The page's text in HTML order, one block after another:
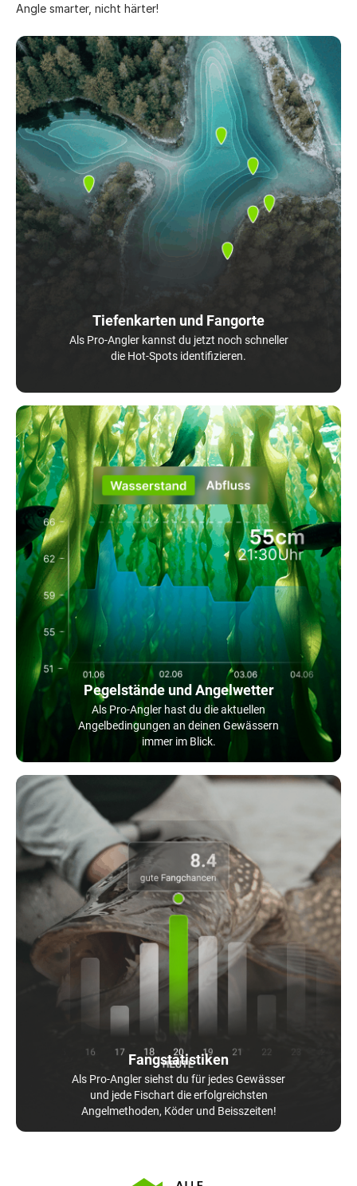
Angle smarter, nicht härter!
Tiefenkarten und Fangorte
Als Pro-Angler kannst du jetzt noch schneller
die Hot-Spots identifizieren.
Pegelstände und Angelwetter
Als Pro-Angler hast du die aktuellen
Angelbedingungen an deinen Gewässern
immer im Blick.
Fangstatistiken
Als Pro-Angler siehst du für jedes Gewässer
und jede Fischart die erfolgreichsten
Angelmethoden, Köder und Beisszeiten!